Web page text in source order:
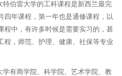
伯雷大学的工科课程是新西兰最完
四年课程，第一年也是通修课程，以
程中，有许多时候是需要实习的，甚
程，师范、护理、健康、社保等专业
有商学院、科学院、艺术学院、教